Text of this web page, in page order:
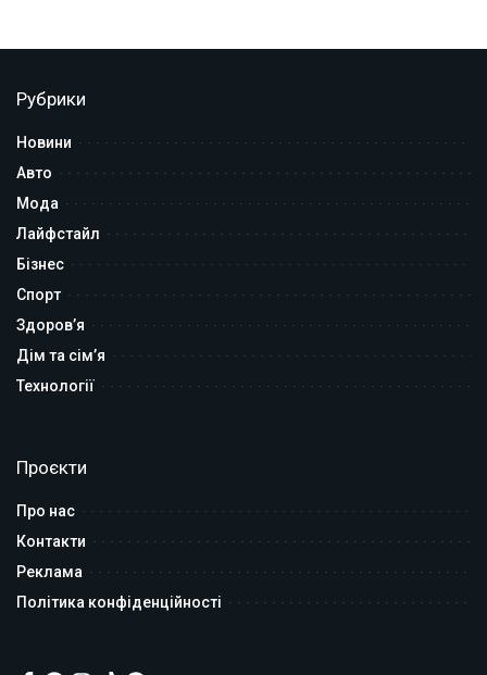
Рубрики
Новини
Авто
Мода
Лайфстайл
Бізнес
Спорт
Здоров’я
Дім та сім’я
Технології
Проєкти
Про нас
Контакти
Реклама
Політика конфіденційності